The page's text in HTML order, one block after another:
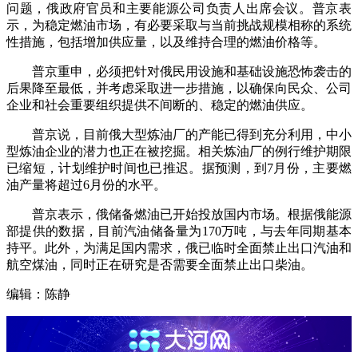
问题，俄政府官员和主要能源公司负责人出席会议。普京表
示，为稳定燃油市场，有必要采取与当前挑战规模相称的系统
性措施，包括增加供应量，以及维持合理的燃油价格等。
普京重申，必须把针对俄民用设施和基础设施恐怖袭击的
后果降至最低，并考虑采取进一步措施，以确保向民众、公司
企业和社会重要组织提供不间断的、稳定的燃油供应。
普京说，目前俄大型炼油厂的产能已得到充分利用，中小
型炼油企业的潜力也正在被挖掘。相关炼油厂的例行维护期限
已缩短，计划维护时间也已推迟。据预测，到7月份，主要燃
油产量将超过6月份的水平。
普京表示，俄储备燃油已开始投放国内市场。根据俄能源
部提供的数据，目前汽油储备量为170万吨，与去年同期基本
持平。此外，为满足国内需求，俄已临时全面禁止出口汽油和
航空煤油，同时正在研究是否需要全面禁止出口柴油。
编辑：陈静